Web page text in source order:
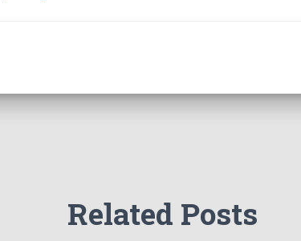
Related Posts